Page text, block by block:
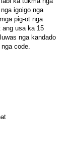
igoigo nga
pig-ot nga
ang usa ka 15
nga kandado
code.